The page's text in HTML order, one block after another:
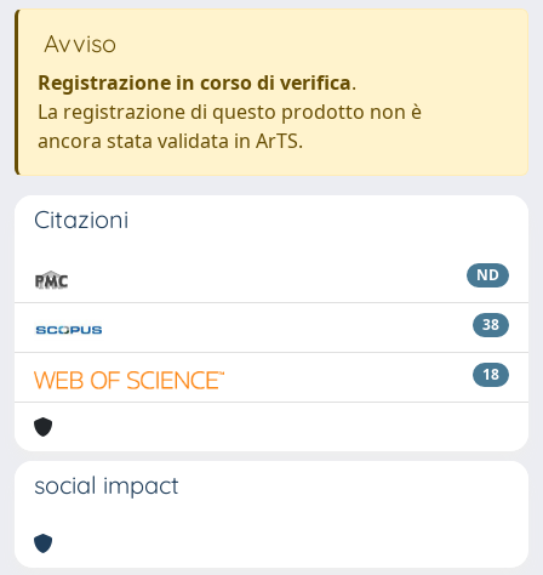
Avviso
Registrazione in corso di verifica.
La registrazione di questo prodotto non è
ancora stata validata in ArTS.
Citazioni
ND
38
18
social impact